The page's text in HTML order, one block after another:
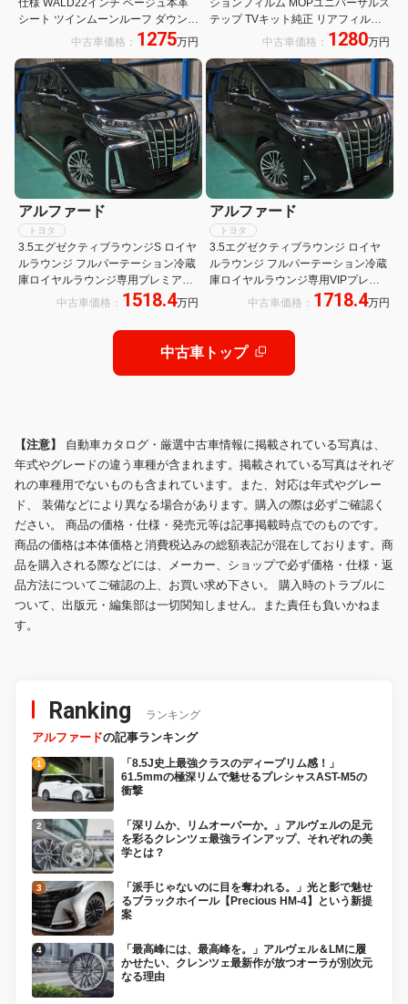
シート ツインムーンルーフ ダウンサ
ス 4WD 電動リアゲート クルーズコ
ントロール キーレス シートヒーター
中古車価格： 1275万円
テップ TVキット純正 リアフィルム
サイドエンブレムイルミ 4人乗り 19
中古車価格： 1280万円
アルファード
トヨタ
3.5エグゼクティブラウンジS ロイヤ
ルラウンジ フルパーテーション冷蔵
庫ロイヤルラウンジ専用プレミアム
ナッパ本革リラクゼーションシート
ンド17SPリヤエンターテイメント
24型ディスプレイ集中コントロール
中古車価格： 1518.4万円
アルファード
トヨタ
3.5エグゼクティブラウンジ ロイヤ
ルラウンジ フルパーテーション冷蔵
庫ロイヤルラウンジ専用VIPプレミ
アムナッパ本革エアシートリヤエン
中コントロールタッチパネル前後間
通話機能リラクゼーションシステム
おくだけ充電
中古車価格： 1718.4万円
中古車トップ
【注意】 自動車カタログ・厳選中古車情報に掲載されている写真は、
年式やグレードの違う車種が含まれます。掲載されている写真はそれぞ
れの車種用でないものも含まれています。また、対応は年式やグレー
ド、 装備などにより異なる場合があります。購入の際は必ずご確認く
ださい。 商品の価格・仕様・発売元等は記事掲載時点でのものです。
商品の価格は本体価格と消費税込みの総額表記が混在しております。商
品を購入される際などには、メーカー、ショップで必ず価格・仕様・返
品方法についてご確認の上、お買い求め下さい。 購入時のトラブルに
ついて、出版元・編集部は一切関知しません。また責任も負いかねま
す。
Ranking ランキング
アルファードの記事ランキング
「8.5J史上最強クラスのディープリム感！」
61.5mmの極深リムで魅せるプレシャスAST-M5の
衝撃
「深リムか、リムオーバーか。」アルヴェルの足元
を彩るクレンツェ最強ラインアップ、それぞれの美
学とは？
「派手じゃないのに目を奪われる。」光と影で魅せ
るブラックホイール【Precious HM-4】という新提
案
「最高峰には、最高峰を。」アルヴェル＆LMに履
かせたい、クレンツェ最新作が放つオーラが別次元
なる理由